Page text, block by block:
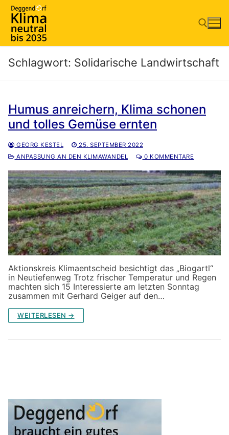
Zum
Inhalt
springen
Suchen nach:
Schlagwort: Solidarische Landwirtschaft
Humus anreichern, Klima schonen
und tolles Gemüse ernten
GEORG KESTEL
25. SEPTEMBER 2022
ANPASSUNG AN DEN KLIMAWANDEL
0 KOMMENTARE
Aktionskreis Klimaentscheid besichtigt das „Biogartl“
in Neutiefenweg Trotz frischer Temperatur und Regen
machten sich 15 Interessierte am letzten Sonntag
zusammen mit Gerhard Geiger auf den…
WEITERLESEN →